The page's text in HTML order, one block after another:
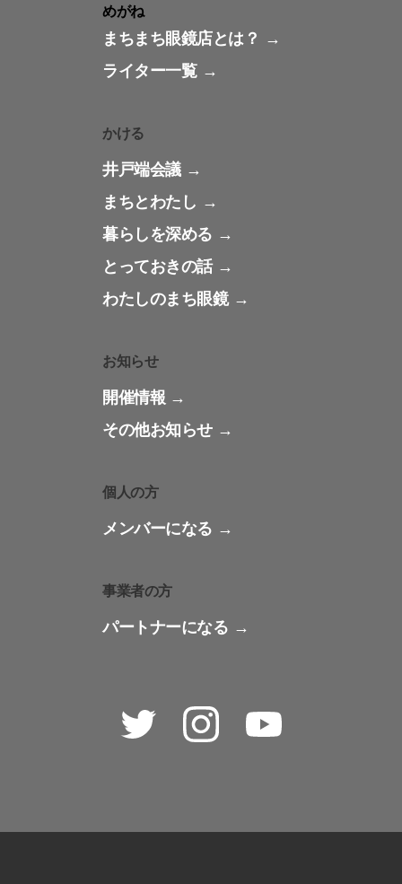
めがね
まちまち眼鏡店とは？
ライター一覧
かける
井戸端会議
まちとわたし
暮らしを深める
とっておきの話
わたしのまち眼鏡
お知らせ
開催情報
その他お知らせ
個人の方
メンバーになる
事業者の方
パートナーになる
Twitter Instagram